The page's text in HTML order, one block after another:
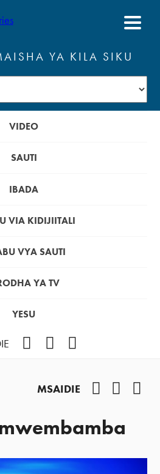
YA KILA SIKU
VIDEO
SAUTI
IBADA
VIA KIDIJIITALI
VYA SAUTI
YA TV
YESU
MSAIDIE